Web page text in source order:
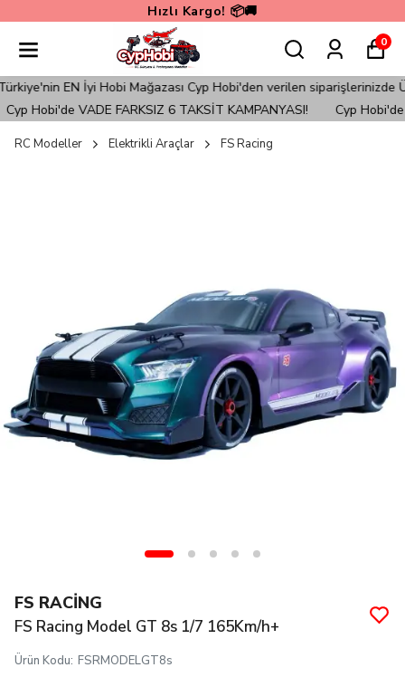
Hızlı Kargo! 📦🚚
0
EN İyi Hobi Mağazası Cyp Hobi'den verilen siparişlerinizde
Hobi'de VADE FARKSIZ 6 TAKSİT KAMPANYASI!
Cyp Hobi'de
RC Modeller Elektrikli Araçlar FS Racing
FS RACİNG
FS Racing Model GT 8s 1/7 165Km/h+
Ürün Kodu: FSRMODELGT8s